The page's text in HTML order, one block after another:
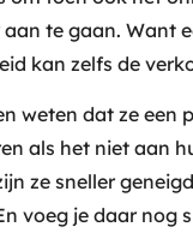
te gaan. Want
kan zelfs de
weten dat ze een
als het niet aan
ze sneller
voeg je daar nog